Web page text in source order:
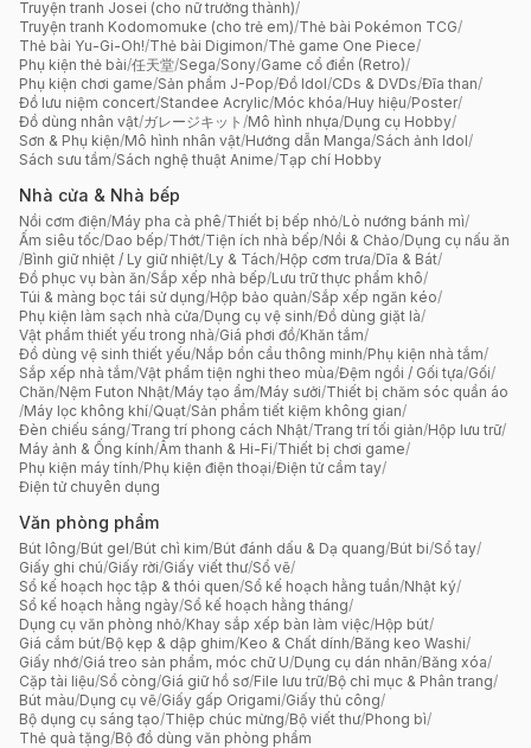
Truyện tranh Josei (cho nữ trưởng thành)/
Truyện tranh Kodomomuke (cho trẻ em)/Thẻ bài Pokémon TCG/
Thẻ bài Yu-Gi-Oh!/Thẻ bài Digimon/Thẻ game One Piece/
Phụ kiện thẻ bài/任天堂/Sega/Sony/Game cổ điển (Retro)/
Phụ kiện chơi game/Sản phẩm J-Pop/Đồ Idol/CDs & DVDs/Đĩa than/
Đồ lưu niệm concert/Standee Acrylic/Móc khóa/Huy hiệu/Poster/
Đồ dùng nhân vật/ガレージキット /Mô hình nhựa/Dụng cụ Hobby/
Sơn & Phụ kiện/Mô hình nhân vật/Hướng dẫn Manga/Sách ảnh Idol/
Sách sưu tầm/Sách nghệ thuật Anime/Tạp chí Hobby
Nhà cửa & Nhà bếp
Nồi cơm điện/Máy pha cà phê/Thiết bị bếp nhỏ/Lò nướng bánh mì/
Ấm siêu tốc/Dao bếp/Thớt/Tiện ích nhà bếp/Nồi & Chảo/Dụng cụ nấu ăn
/Bình giữ nhiệt / Ly giữ nhiệt/Ly & Tách/Hộp cơm trưa/Dĩa & Bát/
Đồ phục vụ bàn ăn/Sắp xếp nhà bếp/Lưu trữ thực phẩm khô/
Túi & màng bọc tái sử dụng/Hộp bảo quản/Sắp xếp ngăn kéo/
Phụ kiện làm sạch nhà cửa/Dụng cụ vệ sinh/Đồ dùng giặt là/
Vật phẩm thiết yếu trong nhà/Giá phơi đồ/Khăn tắm/
Đồ dùng vệ sinh thiết yếu/Nắp bồn cầu thông minh/Phụ kiện nhà tắm/
Sắp xếp nhà tắm/Vật phẩm tiện nghi theo mùa/Đệm ngồi / Gối tựa/Gối/
Chăn/Nệm Futon Nhật/Máy tạo ẩm/Máy sưởi/Thiết bị chăm sóc quần áo
/Máy lọc không khí/Quạt/Sản phẩm tiết kiệm không gian/
Đèn chiếu sáng/Trang trí phong cách Nhật/Trang trí tối giản/Hộp lưu trữ/
Máy ảnh & Ống kính/Âm thanh & Hi-Fi/Thiết bị chơi game/
Phụ kiện máy tính/Phụ kiện điện thoại/Điện tử cầm tay/
Điện tử chuyên dụng
Văn phòng phẩm
Bút lông/Bút gel/Bút chì kim/Bút đánh dấu & Dạ quang/Bút bi/Sổ tay/
Giấy ghi chú/Giấy rời/Giấy viết thư/Sổ vẽ/
Sổ kế hoạch học tập & thói quen/Sổ kế hoạch hằng tuần/Nhật ký/
Sổ kế hoạch hằng ngày/Sổ kế hoạch hằng tháng/
Dụng cụ văn phòng nhỏ/Khay sắp xếp bàn làm việc/Hộp bút/
Giá cắm bút/Bộ kẹp & dập ghim/Keo & Chất dính/Băng keo Washi/
Giấy nhớ/Giá treo sản phẩm, móc chữ U/Dụng cụ dán nhãn/Băng xóa/
Cặp tài liệu/Sổ còng/Giá giữ hồ sơ/File lưu trữ/Bộ chỉ mục & Phân trang/
Bút màu/Dụng cụ vẽ/Giấy gấp Origami/Giấy thủ công/
Bộ dụng cụ sáng tạo/Thiệp chúc mừng/Bộ viết thư/Phong bì/
Thẻ quà tặng/Bộ đồ dùng văn phòng phẩm